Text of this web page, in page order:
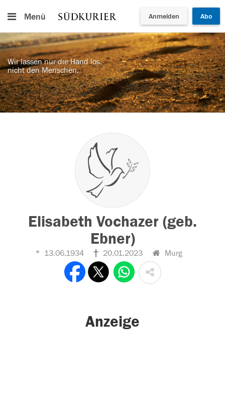
Menü Anmelden Abo
Wir lassen nur die Hand los,
nicht den Menschen.
Elisabeth Vochazer (geb.
Ebner)
13.06.1934 20.01.2023 Murg
Anzeige